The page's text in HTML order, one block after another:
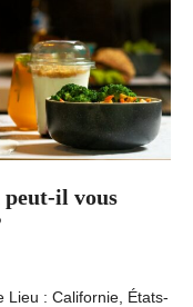
peut-il vous
Lieu : Californie, États-